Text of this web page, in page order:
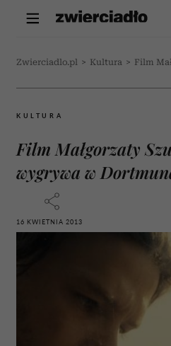
Zwierciadlo.pl > Kultura > Film
KULTURA
Film Małgorzaty
wygrywa w
16 KWIETNIA 2013